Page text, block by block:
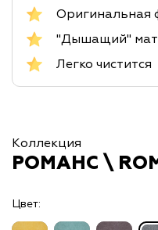
Оригинальная
"Дышащий"
Легко чистится
Коллекция
РОМАНС \
Цвет: